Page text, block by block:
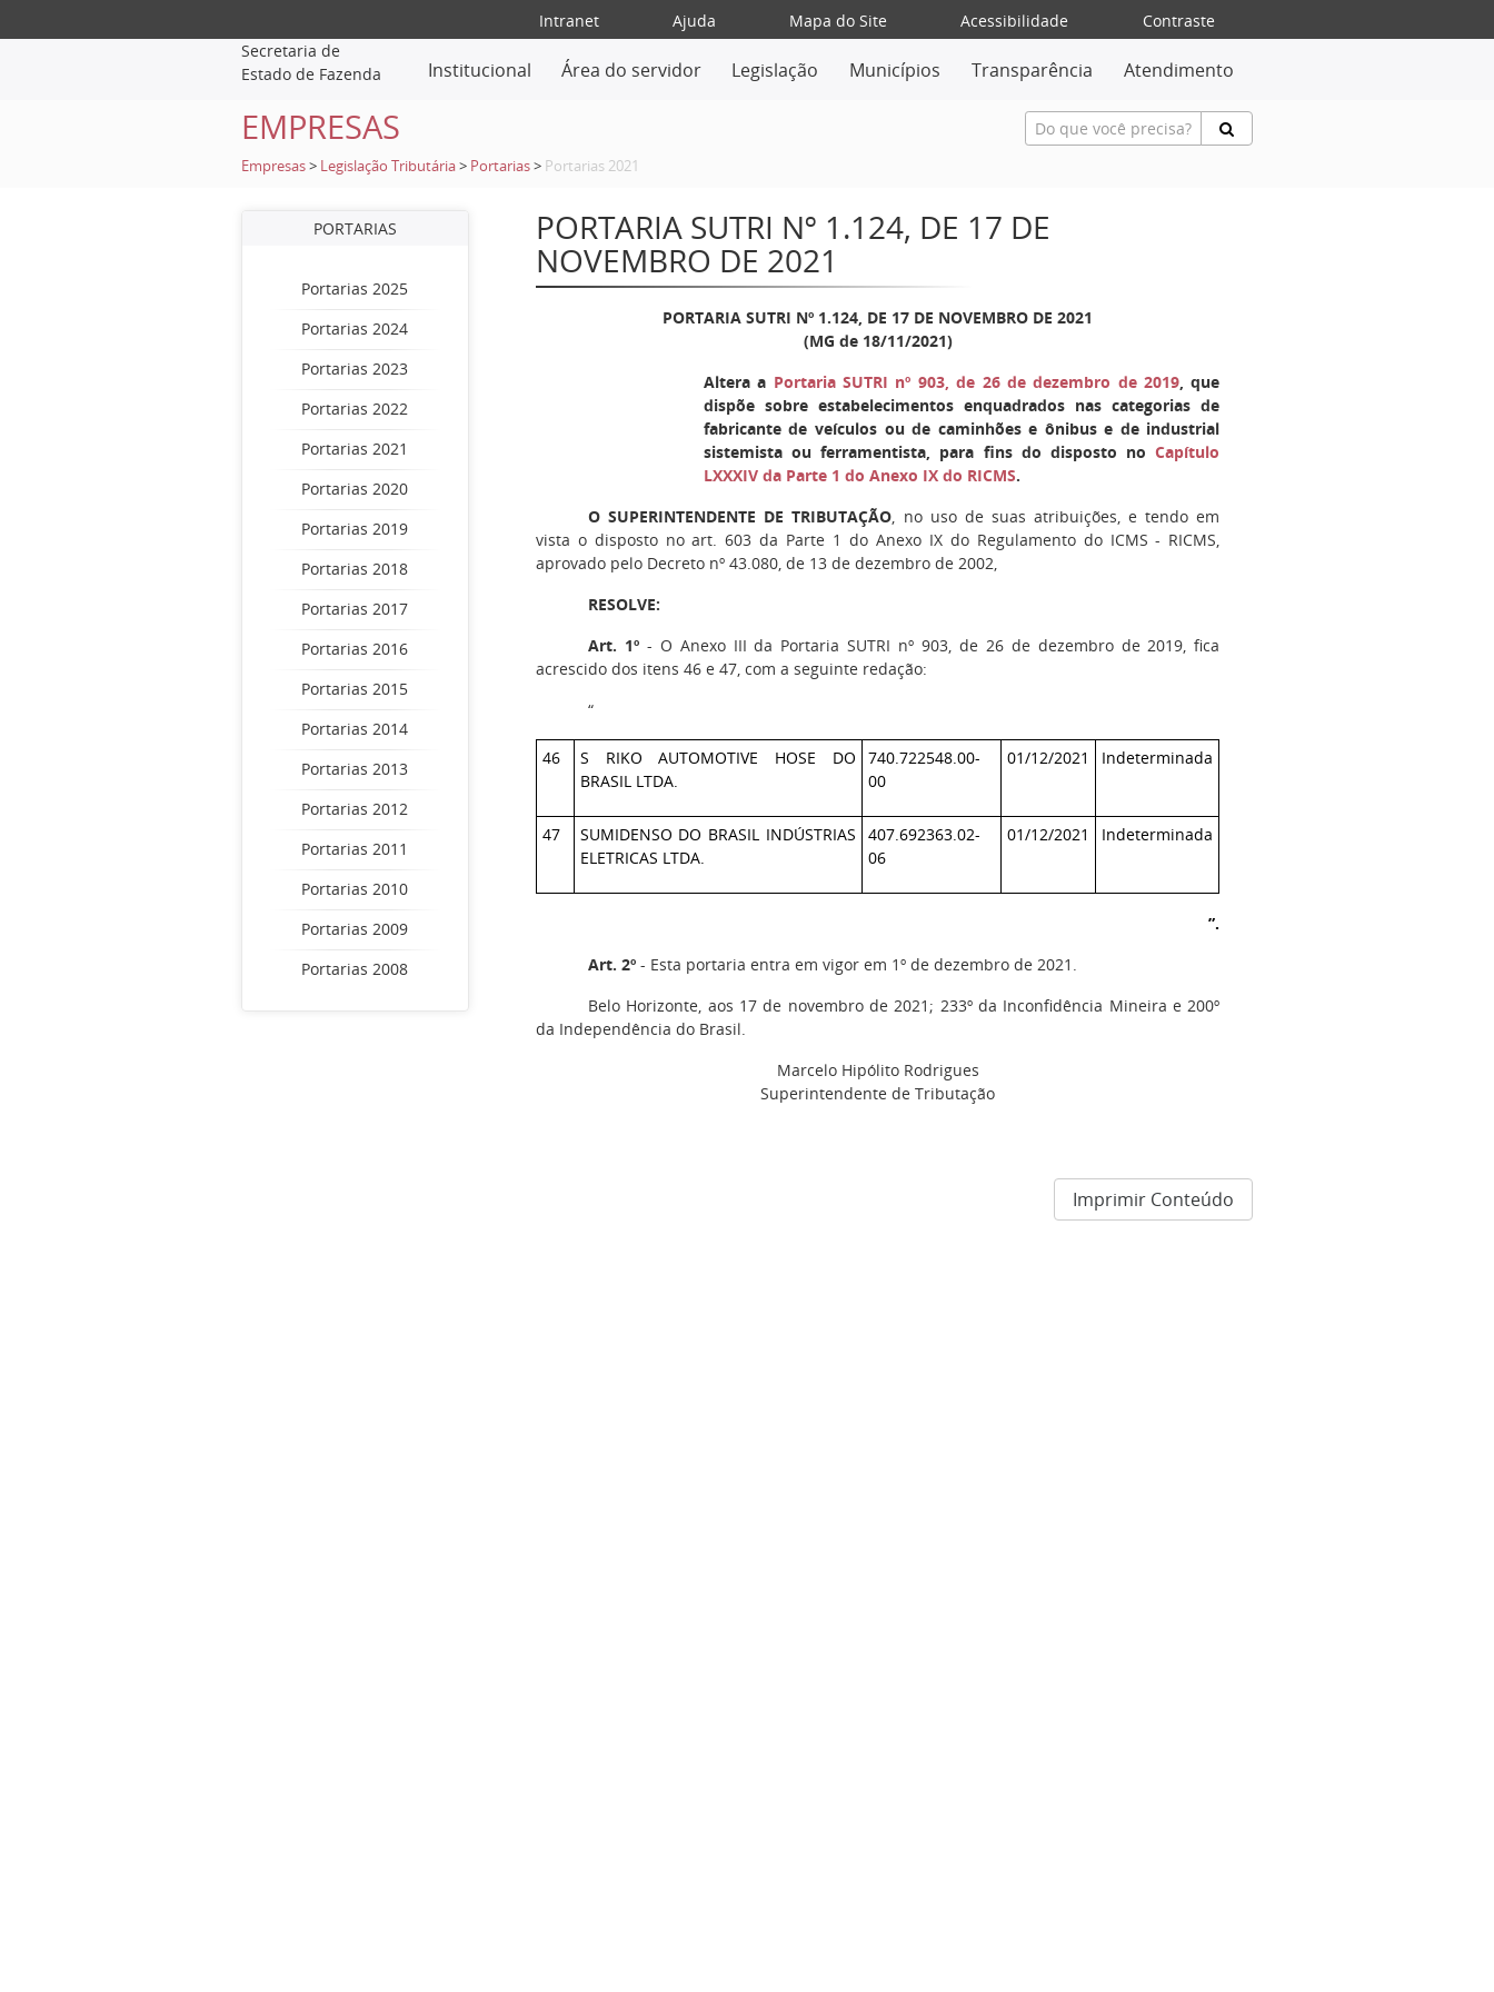
Intranet Ajuda Mapa do Site Acessibilidade
Contraste
Secretaria de
Estado de Fazenda
Institucional Área do servidor Legislação Municípios Transparência Atendimento
EMPRESAS
Empresas > Legislação Tributária > Portarias > Portarias 2021
PORTARIAS
Portarias 2025
Portarias 2024
Portarias 2023
Portarias 2022
Portarias 2021
Portarias 2020
Portarias 2019
Portarias 2018
Portarias 2017
Portarias 2016
Portarias 2015
Portarias 2014
Portarias 2013
Portarias 2012
Portarias 2011
Portarias 2010
Portarias 2009
Portarias 2008
PORTARIA SUTRI Nº 1.124, DE 17 DE
NOVEMBRO DE 2021
PORTARIA SUTRI Nº 1.124, DE 17 DE NOVEMBRO DE 2021
(MG de 18/11/2021)
Altera a Portaria SUTRI nº 903, de 26 de dezembro de 2019, que
dispõe sobre estabelecimentos enquadrados nas categorias de
fabricante de veículos ou de caminhões e ônibus e de industrial
sistemista ou ferramentista, para fins do disposto noCapítulo
LXXXIV da Parte 1 do Anexo IX do RICMS.
O SUPERINTENDENTE DE TRIBUTAÇÃO, no uso de suas atribuições, e tendo em
vista o disposto no art. 603 da Parte 1 do Anexo IX do Regulamento do ICMS - RICMS,
aprovado pelo Decreto nº 43.080, de 13 de dezembro de 2002,
RESOLVE:
Art. 1º- O Anexo III da Portaria SUTRI nº 903, de 26 de dezembro de 2019, fica
acrescido dos itens 46 e 47, com a seguinte redação:
“
46
S RIKO AUTOMOTIVE HOSE DO
BRASIL LTDA.
740.722548.00-
00
01/12/2021 Indeterminada
47
SUMIDENSO DO BRASIL INDÚSTRIAS
ELETRICAS LTDA.
407.692363.02-
06
01/12/2021 Indeterminada
”.
Art. 2º - Esta portaria entra em vigor em 1º de dezembro de 2021.
Belo Horizonte, aos 17 de novembro de 2021; 233º da Inconfidência Mineira e 200º
da Independência do Brasil.
Marcelo Hipólito Rodrigues
Superintendente de Tributação
Imprimir Conteúdo